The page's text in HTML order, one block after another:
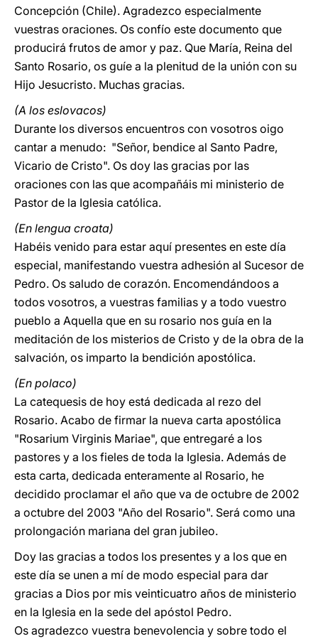
Concepción (Chile). Agradezco especialmente
vuestras oraciones. Os confío este documento que
producirá frutos de amor y paz. Que María, Reina del
Santo Rosario, os guíe a la plenitud de la unión con su
Hijo Jesucristo. Muchas gracias.
(A los eslovacos)
Durante los diversos encuentros con vosotros oigo
cantar a menudo: "Señor, bendice al Santo Padre,
Vicario de Cristo". Os doy las gracias por las
oraciones con las que acompañáis mi ministerio de
Pastor de la Iglesia católica.
(En lengua croata)
Habéis venido para estar aquí presentes en este día
especial, manifestando vuestra adhesión al Sucesor de
Pedro. Os saludo de corazón. Encomendándoos a
todos vosotros, a vuestras familias y a todo vuestro
pueblo a Aquella que en su rosario nos guía en la
meditación de los misterios de Cristo y de la obra de la
salvación, os imparto la bendición apostólica.
(En polaco)
La catequesis de hoy está dedicada al rezo del
Rosario. Acabo de firmar la nueva carta apostólica
"Rosarium Virginis Mariae", que entregaré a los
pastores y a los fieles de toda la Iglesia. Además de
esta carta, dedicada enteramente al Rosario, he
decidido proclamar el año que va de octubre de 2002
a octubre del 2003 "Año del Rosario". Será como una
prolongación mariana del gran jubileo.
Doy las gracias a todos los presentes y a los que en
este día se unen a mí de modo especial para dar
gracias a Dios por mis veinticuatro años de ministerio
en la Iglesia en la sede del apóstol Pedro.
Os agradezco vuestra benevolencia y sobre todo el